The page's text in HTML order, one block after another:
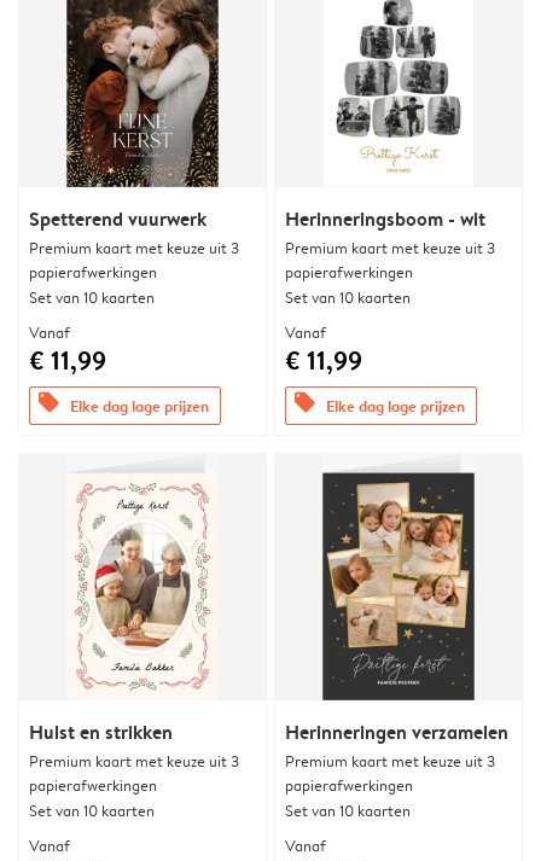
Spetterend vuurwerk
Premium kaart met keuze uit 3
papierafwerkingen
Set van 10 kaarten
Vanaf
€ 11,99
offers Elke dag lage prijzen
Herinneringsboom - wit
Premium kaart met keuze uit 3
papierafwerkingen
Set van 10 kaarten
Vanaf
€ 11,99
offers Elke dag lage prijzen
Hulst en strikken
Premium kaart met keuze uit 3
papierafwerkingen
Set van 10 kaarten
Vanaf
Herinneringen verzamelen
Premium kaart met keuze uit 3
papierafwerkingen
Set van 10 kaarten
Vanaf